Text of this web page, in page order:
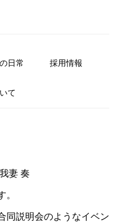
日常 採用情報
て
我妻 奏
。
同説明会のようなイベン